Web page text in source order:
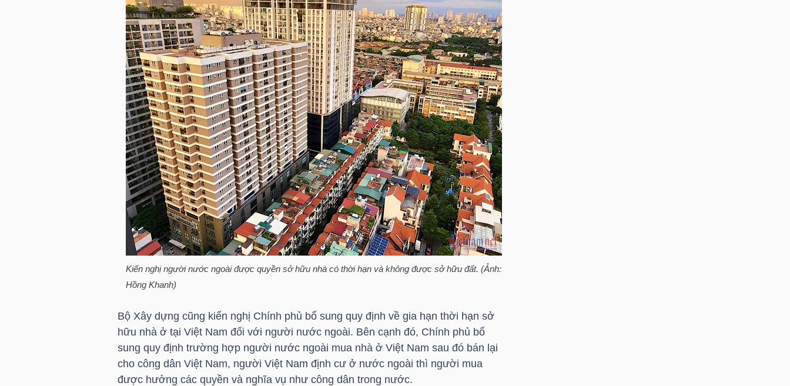
Kiến nghị người nước ngoài được quyền sở hữu nhà có thời hạn và không được sở hữu đất. (Ảnh:
Hồng Khanh)
Bộ Xây dựng cũng kiến nghị Chính phủ bổ sung quy định về gia hạn thời hạn sở
hữu nhà ở tại Việt Nam đối với người nước ngoài. Bên cạnh đó, Chính phủ bổ
sung quy định trường hợp người nước ngoài mua nhà ở Việt Nam sau đó bán lại
cho công dân Việt Nam, người Việt Nam định cư ở nước ngoài thì người mua
được hưởng các quyền và nghĩa vụ như công dân trong nước.